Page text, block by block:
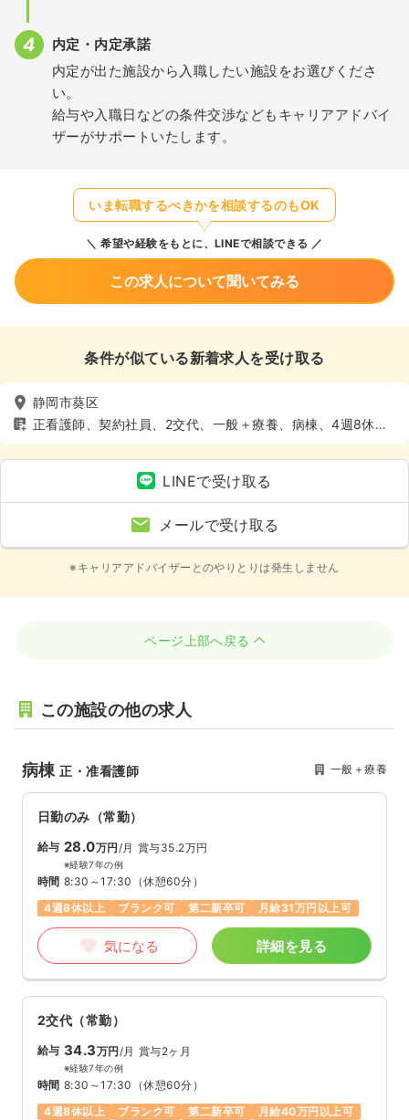
内定・内定承諾
内定が出た施設から入職したい施設をお選びくださ
い。
給与や入職日などの条件交渉などもキャリアアドバイ
ザーがサポートいたします。
いま転職するべきかを相談するのもOK
希望や経験をもとに、LINEで相談できる
この求人について聞いてみる
条件が似ている新着求人を受け取る
静岡市葵区
正看護師、契約社員、2交代、一般＋療養、病棟、4週8休以
上
LINEで受け取る
メールで受け取る
※キャリアアドバイザーとのやりとりは発生しません
ページ上部へ戻る
この施設の他の求人
病棟正・准看護師 一般＋療養
日勤のみ（常勤）
給与 28.0万円 /月 賞与35.2万円
※経験7年の例
時間 8:30～17:30 （休憩60分）
4週8休以上
ブランク可 第二新卒可 月給31万円以上可
気になる 詳細を見る
2交代（常勤）
給与 34.3万円/月 賞与2ヶ月
※経験7年の例
時間 8:30～17:30 （休憩60分）
4週8休以上
ブランク可 第二新卒可 月給40万円以上可